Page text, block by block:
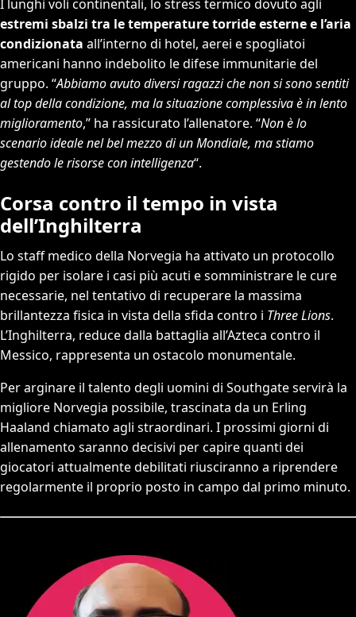
I lunghi voli continentali, lo stress termico dovuto agli
estremi sbalzi tra le temperature torride esterne e l’aria
condizionata all’interno di hotel, aerei e spogliatoi
americani hanno indebolito le difese immunitarie del
gruppo. “Abbiamo avuto diversi ragazzi che non si sono sentiti
al top della condizione, ma la situazione complessiva è in lento
miglioramento,” ha rassicurato l’allenatore. “Non è lo
scenario ideale nel bel mezzo di un Mondiale, ma stiamo
gestendo le risorse con intelligenza“.
Corsa contro il tempo in vista
dell’Inghilterra
Lo staff medico della Norvegia ha attivato un protocollo
rigido per isolare i casi più acuti e somministrare le cure
necessarie, nel tentativo di recuperare la massima
brillantezza fisica in vista della sfida contro i Three Lions.
L’Inghilterra, reduce dalla battaglia all’Azteca contro il
Messico, rappresenta un ostacolo monumentale.
Per arginare il talento degli uomini di Southgate servirà la
migliore Norvegia possibile, trascinata da un Erling
Haaland chiamato agli straordinari. I prossimi giorni di
allenamento saranno decisivi per capire quanti dei
giocatori attualmente debilitati riusciranno a riprendere
regolarmente il proprio posto in campo dal primo minuto.